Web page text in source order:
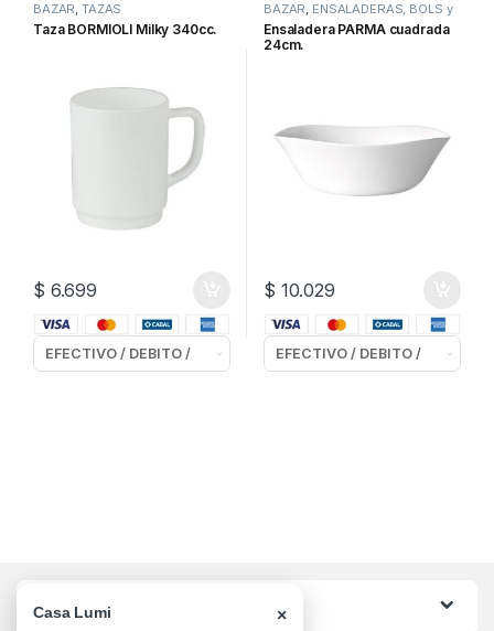
BAZAR,TAZAS
Taza BORMIOLI Milky 340cc.
$ 6.699
BAZAR, ENSALADERAS, BOLS y
CONTENEDORES
Ensaladera PARMA cuadrada
24cm.
$ 10.029
Categorias
Casa Lumi ×